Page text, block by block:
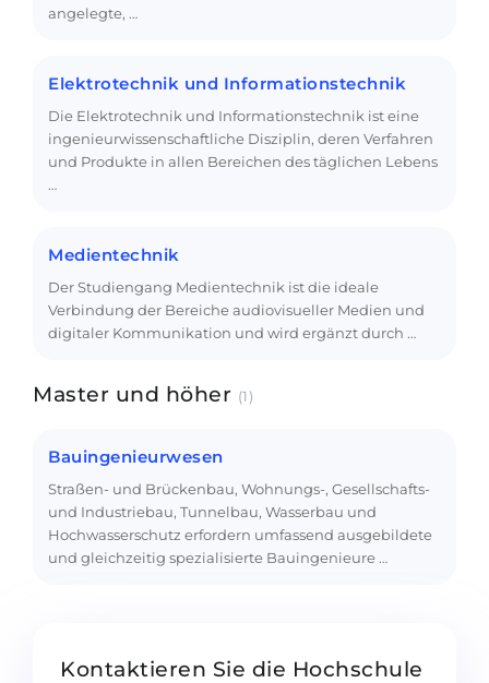
angelegte, …
Elektrotechnik und Informationstechnik
Die Elektrotechnik und Informationstechnik ist eine
ingenieurwissenschaftliche Disziplin, deren Verfahren
und Produkte in allen Bereichen des täglichen Lebens
…
Medientechnik
Der Studiengang Medientechnik ist die ideale
Verbindung der Bereiche audiovisueller Medien und
digitaler Kommunikation und wird ergänzt durch …
Master und höher (1)
Bauingenieurwesen
Straßen- und Brückenbau, Wohnungs-, Gesellschafts-
und Industriebau, Tunnelbau, Wasserbau und
Hochwasserschutz erfordern umfassend ausgebildete
und gleichzeitig spezialisierte Bauingenieure …
Kontaktieren Sie die Hochschule